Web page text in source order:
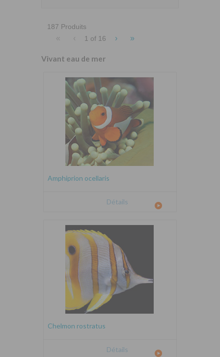
187 Produits
« ‹ 1 of 16 › »
Vivant eau de mer
Amphiprion ocellaris
Détails
Chelmon rostratus
Détails